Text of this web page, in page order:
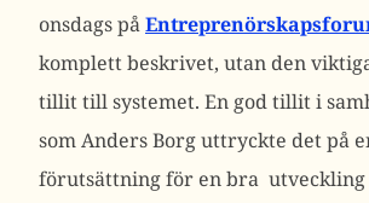
onsdags på
komplett beskrivet, utan den
tillit till systemet. En god tillit i
som Anders Borg uttryckte det på
förutsättning för en bra utveckling